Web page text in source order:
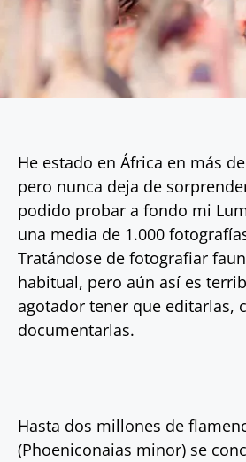
He estado en África en más
pero nunca deja de
podido probar a fondo mi
una media de 1.000
Tratándose de fotografiar
habitual, pero aún así es
agotador tener que editarlas,
documentarlas.
Hasta dos millones de
(Phoeniconaias minor) se